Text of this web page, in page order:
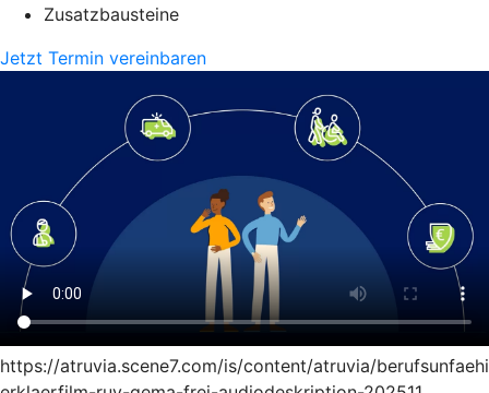
Zusatzbausteine
Jetzt Termin vereinbaren
https://atruvia.scene7.com/is/content/atruvia/